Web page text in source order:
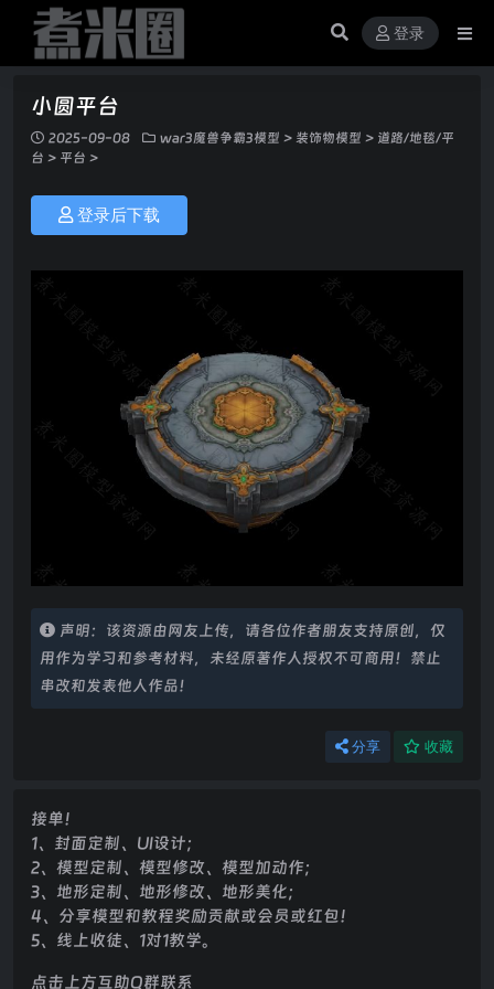
登录
小圆平台
2025-09-08 war3魔兽争霸3模型 > 装饰物模型 > 道路/地毯/平
台 > 平台 >
登录后下载
声明：该资源由网友上传，请各位作者朋友支持原创，仅
用作为学习和参考材料，未经原著作人授权不可商用！禁止
串改和发表他人作品！
分享 收藏
接单！
1、封面定制、UI设计；
2、模型定制、模型修改、模型加动作；
3、地形定制、地形修改、地形美化；
4、分享模型和教程奖励贡献或会员或红包！
5、线上收徒、1对1教学。
点击上方互助Q群联系